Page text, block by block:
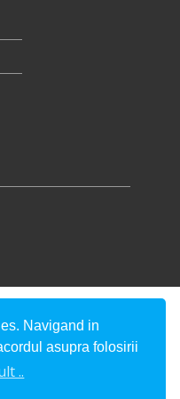
Navigand in
asupra folosirii
..